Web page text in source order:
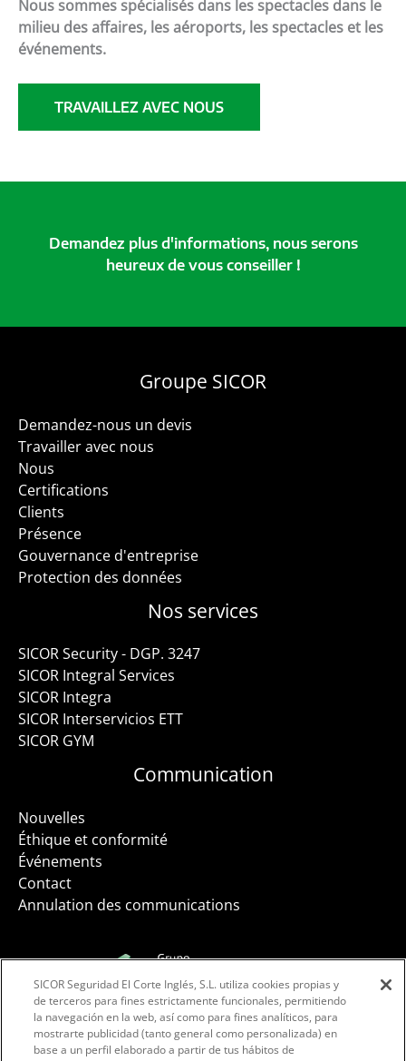
Nous sommes spécialisés dans les spectacles dans le
milieu des affaires, les aéroports, les spectacles et les
événements.
TRAVAILLEZ AVEC NOUS
Demandez plus d'informations, nous serons
heureux de vous conseiller !
Groupe SICOR
Demandez-nous un devis
Travailler avec nous
Nous
Certifications
Clients
Présence
Gouvernance d'entreprise
Protection des données
Nos services
SICOR Security - DGP. 3247
SICOR Integral Services
SICOR Integra
SICOR Interservicios ETT
SICOR GYM
Communication
Nouvelles
Éthique et conformité
Événements
Contact
Annulation des communications
Facebook
Instagram
LinkedIn
SICOR Seguridad El Corte Inglés, S.L. utiliza cookies propias y
de terceros para fines estrictamente funcionales, permitiendo
la navegación en la web, así como para fines analíticos, para
mostrarte publicidad (tanto general como personalizada) en
base a un perfil elaborado a partir de tus hábitos de